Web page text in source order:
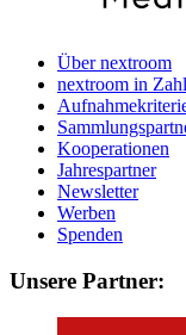
Über nextroom
nextroom in
Kooperationen
Jahrespartner
Newsletter
Werben
Spenden
Unsere Partner: